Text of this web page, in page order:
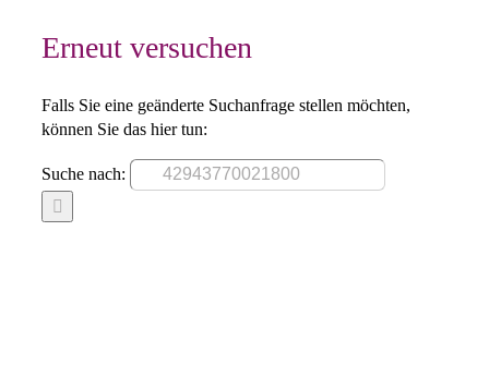
Erneut versuchen
Falls Sie eine geänderte Suchanfrage stellen möchten,
können Sie das hier tun:
Suche nach: